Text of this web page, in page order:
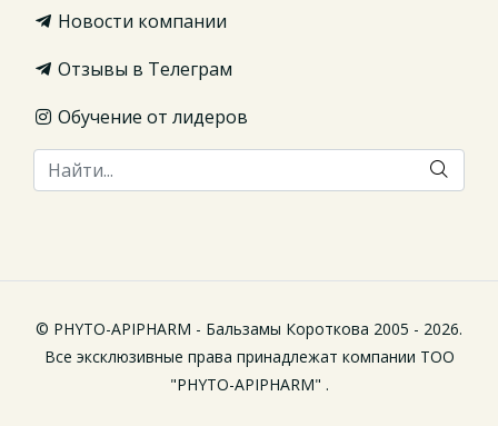
Новости компании
Отзывы в Телеграм
Обучение от лидеров
© PHYTO-APIPHARM - Бальзамы Короткова 2005 - 2026.
Все эксклюзивные права принадлежат компании ТОО
"PHYTO-APIPHARM" .